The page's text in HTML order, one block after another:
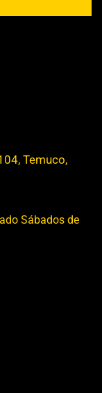
Temuco,
Sábados de